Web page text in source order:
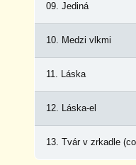
09. Jediná
10. Medzi vlkmi
11. Láska
12. Láska-el
13. Tvár v zrkadle